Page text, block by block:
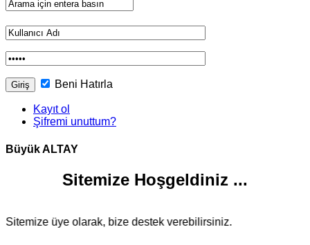
Beni Hatırla
Kayıt ol
Şifremi unuttum?
Büyük ALTAY
Sitemize Hoşgeldiniz ...
üye olarak, bize destek verebilirsiniz.